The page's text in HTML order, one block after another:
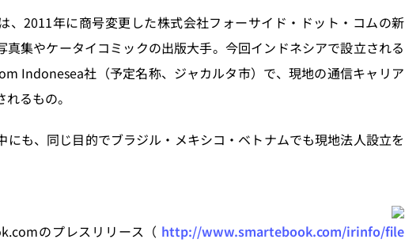
2011年に商号変更した株式会社フォーサイド・ドット・コムの新
真集やケータイコミックの出版大手。今回インドネシアで設立される
Indonesea社（予定名称、ジャカルタ市）で、現地の通信キャリア
るもの。
も、同じ目的でブラジル・メキシコ・ベトナムでも現地法人設立を
のプレスリリース（ http://www.smartebook.com/irinfo/file